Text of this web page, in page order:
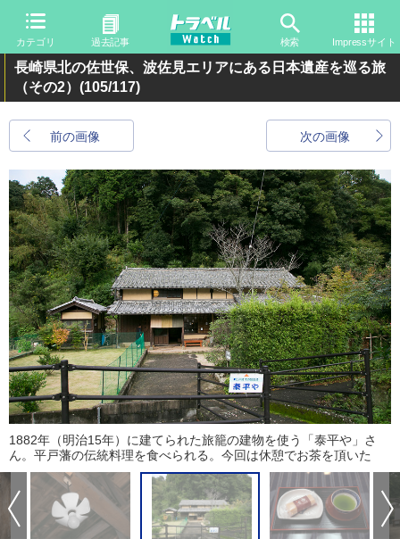
カテゴリ 過去記事 検索 Impressサイト
長崎県北の佐世保、波佐見エリアにある日本遺産を巡る旅
（その2） (105/117)
前の画像 次の画像
1882年（明治15年）に建てられた旅籠の建物を使う「泰平や」さ
ん。平戸藩の伝統料理を食べられる。今回は休憩でお茶を頂いた